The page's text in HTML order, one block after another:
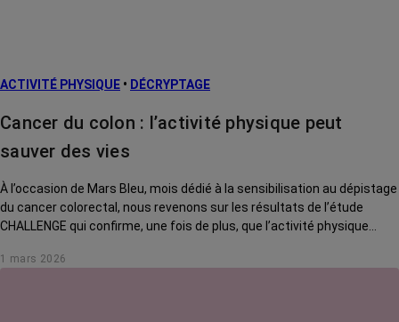
Traitements
La vie autour
ACTIVITÉ PHYSIQUE • DÉCRYPTAGE
Cancer du colon : l’activité physique peut
sauver des vies
À l’occasion de Mars Bleu, mois dédié à la sensibilisation au dépistage
du cancer colorectal, nous revenons sur les résultats de l’étude
CHALLENGE qui confirme, une fois de plus, que l’activité physique
1 mars 2026